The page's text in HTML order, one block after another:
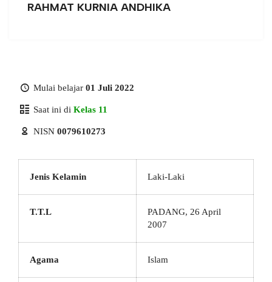
RAHMAT KURNIA ANDHIKA
Mulai belajar 01 Juli 2022
Saat ini di Kelas 11
NISN 0079610273
Jenis Kelamin Laki-Laki
T.T.L
PADANG, 26 April
2007
Agama Islam